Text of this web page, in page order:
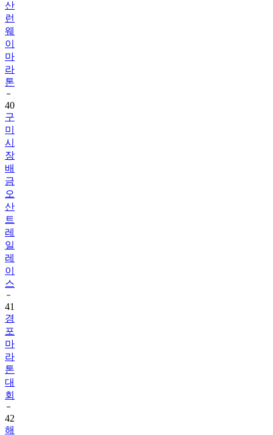
산
런
웨
이
마
라
톤
40
구
미
시
장
배
금
오
산
트
레
일
레
이
스
41
경
포
마
라
톤
대
회
42
해